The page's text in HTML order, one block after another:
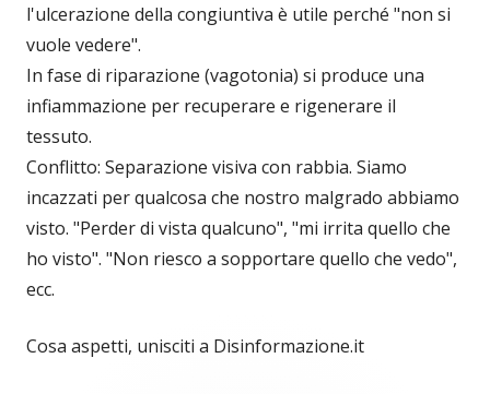
l'ulcerazione della congiuntiva è utile perché "non si
vuole vedere".
In fase di riparazione (vagotonia) si produce una
infiammazione per recuperare e rigenerare il
tessuto.
Conflitto: Separazione visiva con rabbia. Siamo
incazzati per qualcosa che nostro malgrado abbiamo
visto. "Perder di vista qualcuno", "mi irrita quello che
ho visto". "Non riesco a sopportare quello che vedo",
ecc.
Cosa aspetti, unisciti a Disinformazione.it